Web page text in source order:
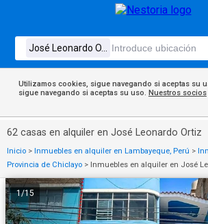
Utilizamos cookies, sigue navegando si aceptas su
sigue navegando si aceptas su uso. Nuestros socios
62 casas en alquiler en José Leonardo Ortiz
Inicio > Inmuebles en alquiler en Lambayeque, Perú >
Provincia de Chiclayo > Inmuebles en alquiler en José
1/15